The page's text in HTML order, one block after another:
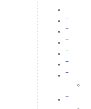
+
+
+
+
+
+
+
...
+